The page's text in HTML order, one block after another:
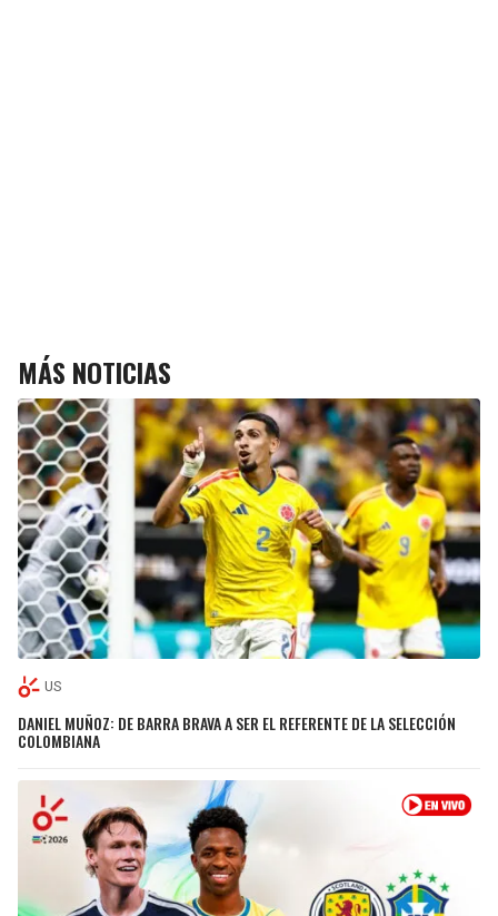
MÁS NOTICIAS
US
DANIEL MUÑOZ: DE BARRA BRAVA A SER EL REFERENTE DE LA SELECCIÓN
COLOMBIANA